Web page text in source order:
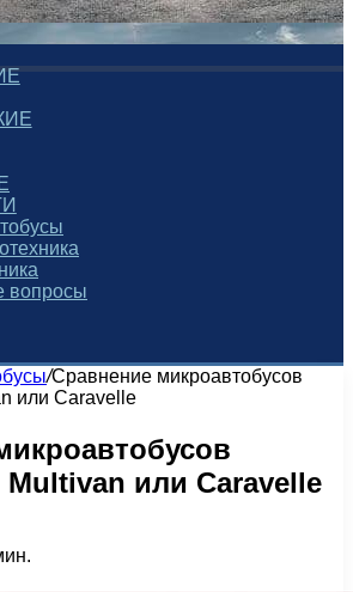
вопросы
/Сравнение микроавтобусов
или Caravelle
или Caravelle